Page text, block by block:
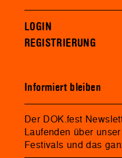
LOGIN
REGISTRIERUNG
Informiert bleiben
Der DOK.fest
Laufenden über
Festivals und das